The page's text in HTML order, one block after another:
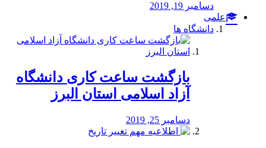
دسامبر 19, 2019
علمی
دانشگاه ها
بازگشت ساعت کاری دانشگاه
آزاد اسلامی استان البرز
دسامبر 25, 2019